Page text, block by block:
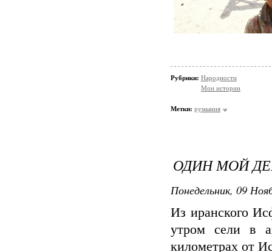
Рубрики: Народности
Мои истории
Метки: румыния
ОДИН МОЙ
Понедельник, 09
Из иранского
утром сели в
километрах от